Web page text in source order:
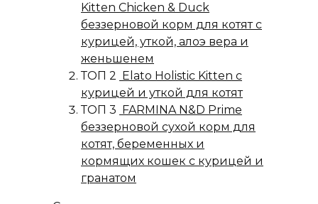
Kitten Chicken & Duck
беззерновой корм для котят с
курицей, уткой, алоэ вера и
женьшенем
ТОП 2 Elato Holistic Kitten с
курицей и уткой для котят
ТОП 3 FARMINA N&D Prime
беззерновой сухой корм для
котят, беременных и
кормящих кошек с курицей и
гранатом